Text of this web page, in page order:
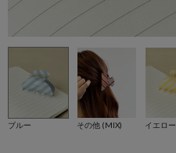
ブルー その他 (MIX) イエロー